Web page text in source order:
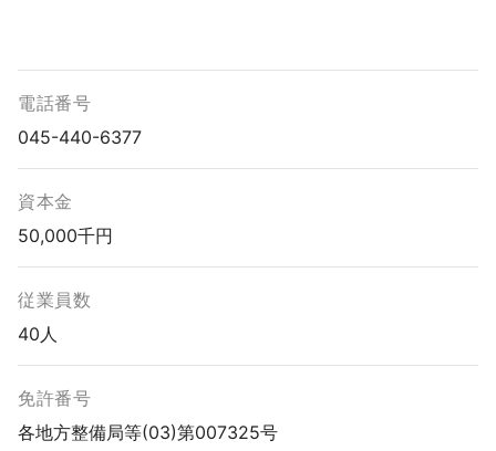
電話番号
045-440-6377
資本金
50,000千円
従業員数
40人
免許番号
各地方整備局等(03)第007325号